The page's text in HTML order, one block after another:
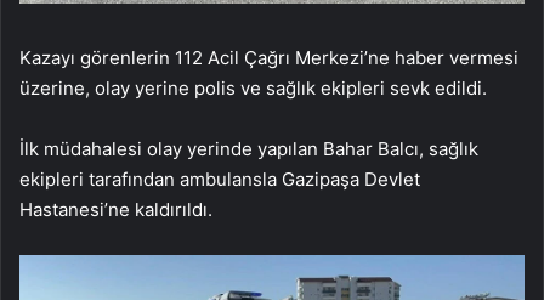
Kazayı görenlerin 112 Acil Çağrı Merkezi’ne haber vermesi
üzerine, olay yerine polis ve sağlık ekipleri sevk edildi.
İlk müdahalesi olay yerinde yapılan Bahar Balcı, sağlık
ekipleri tarafından ambulansla Gazipaşa Devlet
Hastanesi’ne kaldırıldı.